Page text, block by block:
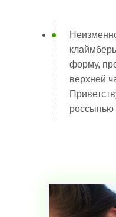
форму,
верхней
россыпью